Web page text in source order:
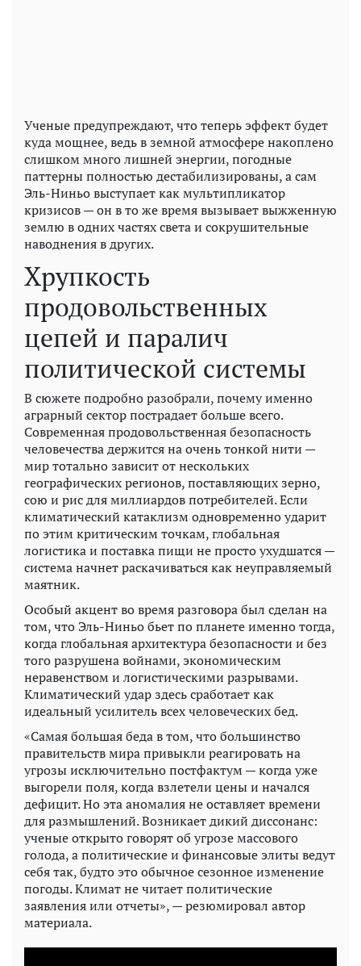
Ученые предупреждают, что теперь эффект будет
куда мощнее, ведь в земной атмосфере накоплено
слишком много лишней энергии, погодные
паттерны полностью дестабилизированы, а сам
Эль-Ниньо выступает как мультипликатор
кризисов — он в то же время вызывает выжженную
землю в одних частях света и сокрушительные
наводнения в других.
Хрупкость
продовольственных
цепей и паралич
политической системы
В сюжете подробно разобрали, почему именно
аграрный сектор пострадает больше всего.
Современная продовольственная безопасность
человечества держится на очень тонкой нити —
мир тотально зависит от нескольких
географических регионов, поставляющих зерно,
сою и рис для миллиардов потребителей. Если
климатический катаклизм одновременно ударит
по этим критическим точкам, глобальная
логистика и поставка пищи не просто ухудшатся —
система начнет раскачиваться как неуправляемый
маятник.
Особый акцент во время разговора был сделан на
том, что Эль-Ниньо бьет по планете именно тогда,
когда глобальная архитектура безопасности и без
того разрушена войнами, экономическим
неравенством и логистическими разрывами.
Климатический удар здесь сработает как
идеальный усилитель всех человеческих бед.
«Самая большая беда в том, что большинство
правительств мира привыкли реагировать на
угрозы исключительно постфактум — когда уже
выгорели поля, когда взлетели цены и начался
дефицит. Но эта аномалия не оставляет времени
для размышлений. Возникает дикий диссонанс:
ученые открыто говорят об угрозе массового
голода, а политические и финансовые элиты ведут
себя так, будто это обычное сезонное изменение
погоды. Климат не читает политические
заявления или отчеты», — резюмировал автор
материала.